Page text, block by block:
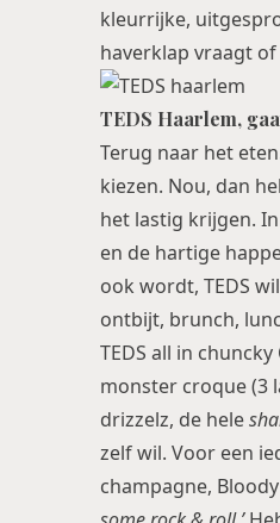
kleurrijke,
haverklap vraagt
TEDS Haarlem,
Terug naar het
kiezen. Nou, dan
het lastig krijgen.
en de hartige
ook wordt, TEDS
ontbijt, brunch,
TEDS all in
monster croque (3
drizzelz, de hele
zelf wil. Voor een
champagne,